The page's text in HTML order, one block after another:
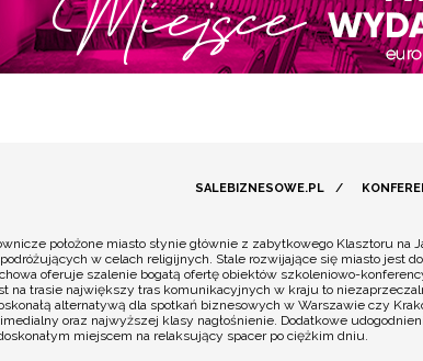
SALEBIZNESOWE.PL /
położone miasto słynie głównie z zabytkowego Klasztoru
w celach religijnych. Stale rozwijające się miasto jest
oferuje szalenie bogatą ofertę obiektów szkoleniowo-
trasie największy tras komunikacyjnych w kraju to
alternatywą dla spotkań biznesowych w Warszawie czy
oraz najwyższej klasy nagłośnienie. Dodatkowe
miejscem na relaksujący spacer po ciężkim dniu.